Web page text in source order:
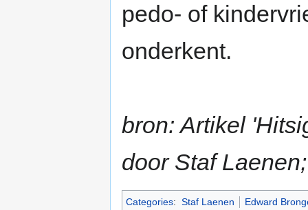
pedo- of
onderkent.
bron: Artikel
door Staf
Categories: Staf Laenen
Edward